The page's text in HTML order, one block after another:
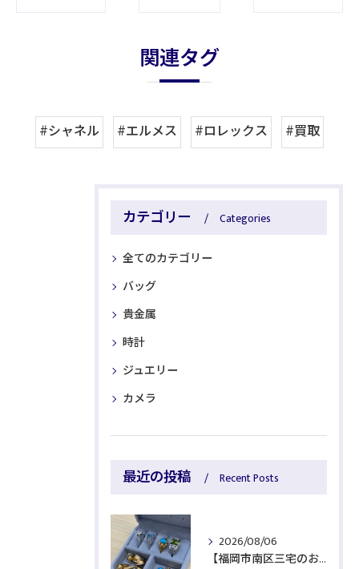
関連タグ
#シャネル #エルメス #ロレックス #買取
カテゴリー Categories
全てのカテゴリー
バッグ
貴金属
時計
ジュエリー
カメラ
最近の投稿 Recent Posts
2026/08/06
【福岡市南区三宅のお客様より貴金属をお買取】